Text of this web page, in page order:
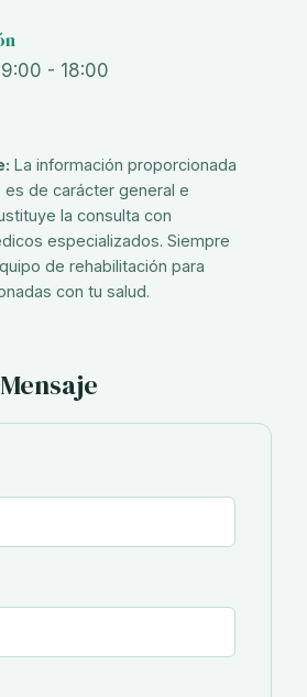
- 18:00
La información proporcionada
de carácter general e
la consulta con
especializados. Siempre
de rehabilitación para
con tu salud.